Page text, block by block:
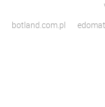
botland.com.pl